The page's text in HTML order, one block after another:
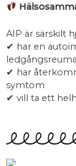
AIP är särskilt
✔ har en
✔ har
symtom
✔ vill ta ett